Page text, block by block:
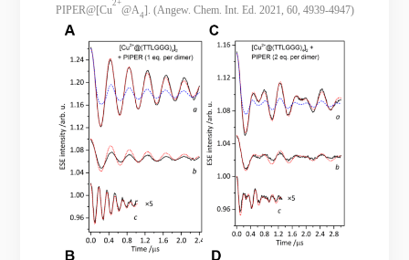
PIPER@[Cu
2+
@A4]. (Angew. Chem. Int. Ed. 2021, 60, 4939-4947)